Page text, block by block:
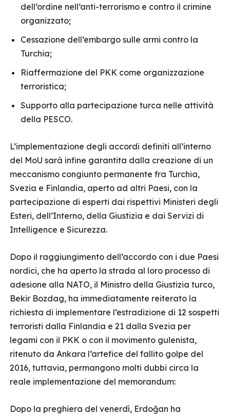
dell’ordine nell’anti-terrorismo e contro il crimine
organizzato;
Cessazione dell’embargo sulle armi contro la
Turchia;
Riaffermazione del PKK come organizzazione
terroristica;
Supporto alla partecipazione turca nelle attività
della PESCO.
L’implementazione degli accordi definiti all’interno
del MoU sarà infine garantita dalla creazione di un
meccanismo congiunto permanente fra Turchia,
Svezia e Finlandia, aperto ad altri Paesi, con la
partecipazione di esperti dai rispettivi Ministeri degli
Esteri, dell’Interno, della Giustizia e dai Servizi di
Intelligence e Sicurezza.
Dopo il raggiungimento dell’accordo con i due Paesi
nordici, che ha aperto la strada al loro processo di
adesione alla NATO, il Ministro della Giustizia turco,
Bekir Bozdag, ha immediatamente reiterato la
richiesta di implementare l’estradizione di 12 sospetti
terroristi dalla Finlandia e 21 dalla Svezia per
legami con il PKK o con il movimento gulenista,
ritenuto da Ankara l’artefice del fallito golpe del
2016, tuttavia, permangono molti dubbi circa la
reale implementazione del memorandum:
Dopo la preghiera del venerdì, Erdoğan ha